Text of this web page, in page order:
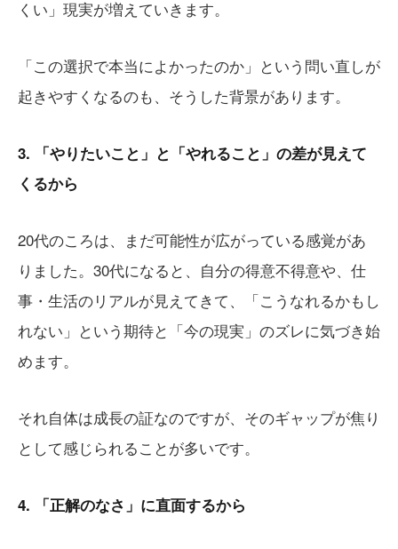
くい」現実が増えていきます。
「この選択で本当によかったのか」という問い直しが
起きやすくなるのも、そうした背景があります。
3. 「やりたいこと」と「やれること」の差が見えて
くるから
20代のころは、まだ可能性が広がっている感覚があ
りました。30代になると、自分の得意不得意や、仕
事・生活のリアルが見えてきて、「こうなれるかもし
れない」という期待と「今の現実」のズレに気づき始
めます。
それ自体は成長の証なのですが、そのギャップが焦り
として感じられることが多いです。
4. 「正解のなさ」に直面するから